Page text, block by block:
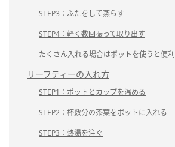
STEP3：ふたをして蒸らす
STEP4：軽く数回振って取り出す
たくさん入れる場合はポットを使うと便利
リーフティーの入れ方
STEP1：ポットとカップを温める
STEP2：杯数分の茶葉をポットに入れる
STEP3：熱湯を注ぐ